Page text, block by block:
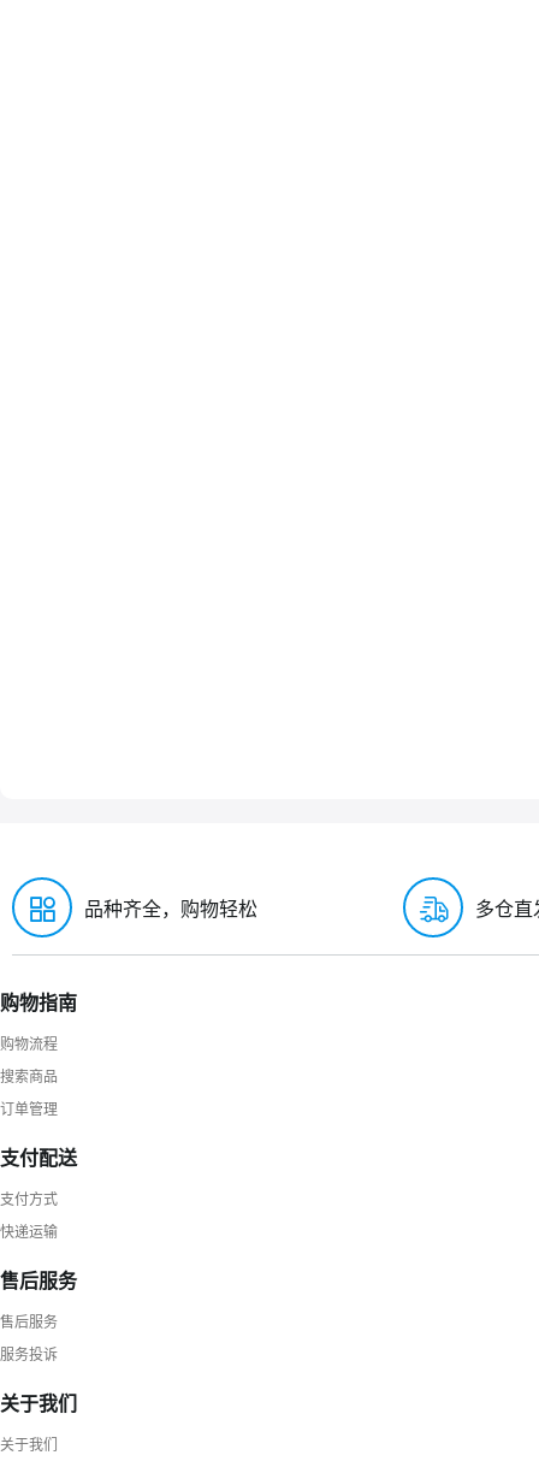
品种齐全，购物轻松 多仓直
购物指南
购物流程
搜索商品
订单管理
支付配送
支付方式
快递运输
售后服务
售后服务
服务投诉
关于我们
关于我们